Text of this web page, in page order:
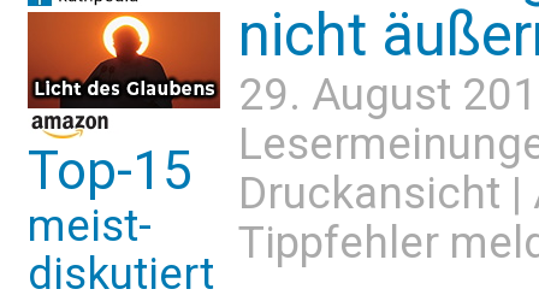
Top-15
meist-
diskutiert
nicht
29. August
Druckansicht |
Tippfehler